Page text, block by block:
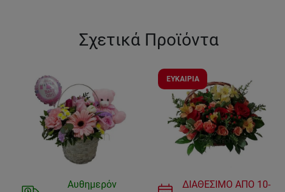
Σχετικά Προϊόντα
Αυθημερόν
ΕΥΚΑΙΡΙΑ
ΔΙΑΘΕΣΙΜΟ ΑΠΟ 10-